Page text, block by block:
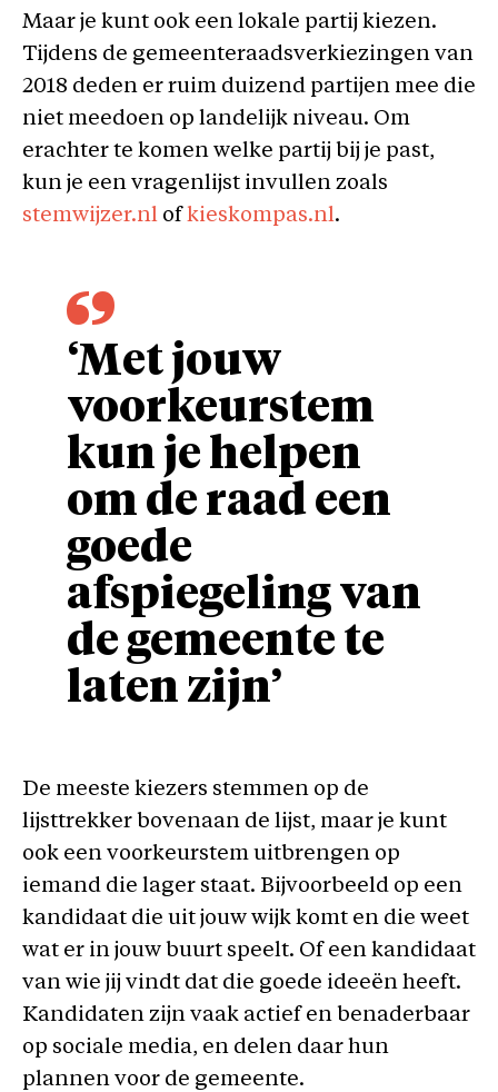
Maar je kunt ook een lokale partij kiezen.
Tijdens de gemeenteraadsverkiezingen van
2018 deden er ruim duizend partijen mee die
niet meedoen op landelijk niveau. Om
erachter te komen welke partij bij je past,
kun je een vragenlijst invullen zoals
stemwijzer.nl ofkieskompas.nl.
‘Met jouw
voorkeurstem
kun je helpen
om de raad een
goede
afspiegeling van
de gemeente te
laten zijn’
De meeste kiezers stemmen op de
lijsttrekker bovenaan de lijst, maar je kunt
ook een voorkeurstem uitbrengen op
iemand die lager staat. Bijvoorbeeld op een
kandidaat die uit jouw wijk komt en die weet
wat er in jouw buurt speelt. Of een kandidaat
van wie jij vindt dat die goede ideeën heeft.
Kandidaten zijn vaak actief en benaderbaar
op sociale media, en delen daar hun
plannen voor de gemeente.